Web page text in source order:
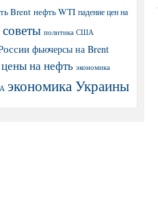
Brent нефть WTI падение цен на
политика США
фьючерсы на Brent
цены на нефть экономика
экономика Украины